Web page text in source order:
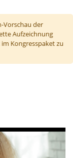
Vorschau der
Aufzeichnung
Kongresspaket zu